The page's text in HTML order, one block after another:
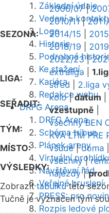
Základní údaje
Vedení a
Logo
Historie
Podrobná
Ke stažení
Kariéra
Redakce webu
DRFG Arena
DRFG Arena
Schéma tribun
Plánek areny
Virtuální
Návštěvní řád
Veřejné bruslení
PRESS: pro
Rozpis ledové
SEZONA:
2006/07|
2010/11|
2014/15
2018/19
2022/23|
LIGA:
extraliga
střed
2.liga
SEŘADIT:
kolo|datum
vzestupně
TÝM:
všechny BEN
KVA LTM PRE
MÍSTO:
všude|doma
VÝSLEDKY:
všechny|
nájezdy|
Zobrazittabulkutéto
Tučně je vyznačen tým